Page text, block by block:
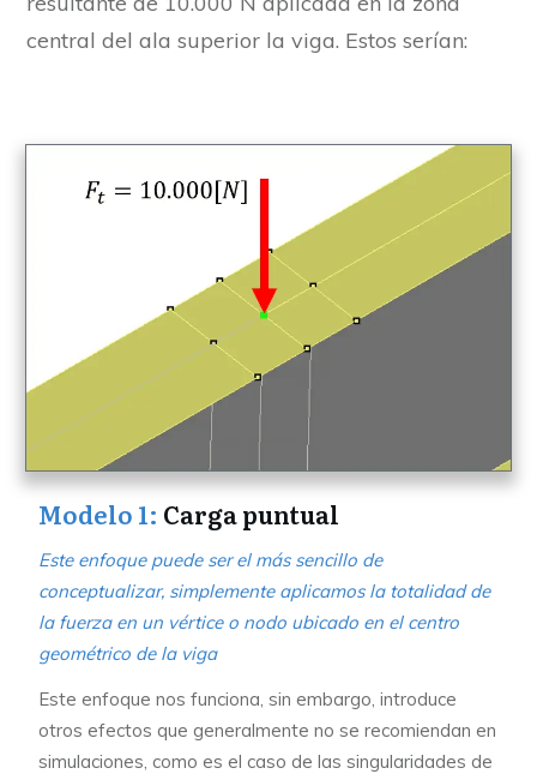
central del ala superior la viga. Estos serían:
Modelo 1: Carga puntual
Este enfoque puede ser el más sencillo de
conceptualizar, simplemente aplicamos la totalidad de
la fuerza en un vértice o nodo ubicado en el centro
geométrico de la viga
Este enfoque nos funciona, sin embargo, introduce
otros efectos que generalmente no se recomiendan en
simulaciones, como es el caso de las singularidades de